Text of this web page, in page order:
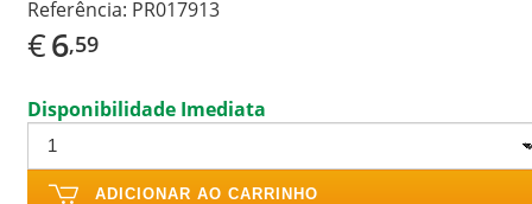
Referência: PR017913
€6,59
Disponibilidade Imediata
ADICIONAR AO CARRINHO